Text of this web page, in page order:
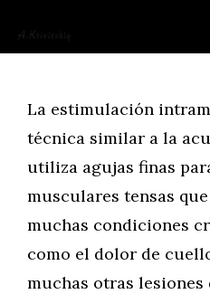
La estimulación
técnica similar a la
utiliza agujas finas
musculares tensas
muchas condiciones
como el dolor de
muchas otras lesiones